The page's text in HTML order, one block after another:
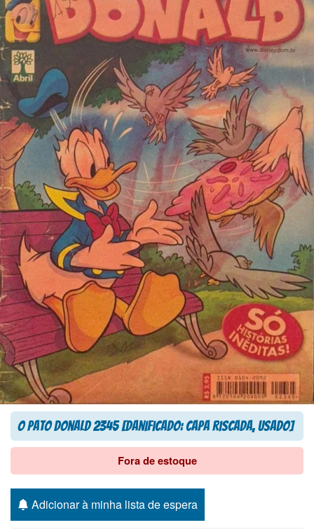
O Pato Donald 2345 [Danificado: Capa Riscada, Usado]
Fora de estoque
Adicionar à minha lista de espera